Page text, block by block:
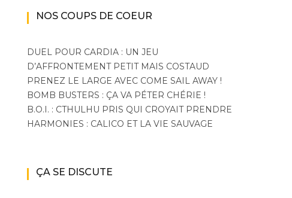
NOS COUPS DE COEUR
DUEL POUR CARDIA : UN JEU
D’AFFRONTEMENT PETIT MAIS COSTAUD
PRENEZ LE LARGE AVEC COME SAIL AWAY !
BOMB BUSTERS : ÇA VA PÉTER CHÉRIE !
B.O.I. : CTHULHU PRIS QUI CROYAIT PRENDRE
HARMONIES : CALICO ET LA VIE SAUVAGE
ÇA SE DISCUTE